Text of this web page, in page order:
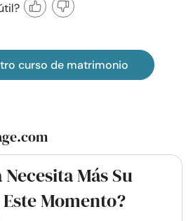
curso de matrimonio
Más Su
Momento?